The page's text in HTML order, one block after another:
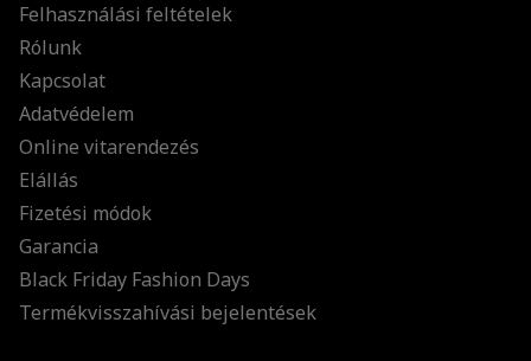
Felhasználási feltételek
Rólunk
Kapcsolat
Adatvédelem
Online vitarendezés
Elállás
Fizetési módok
Garancia
Black Friday Fashion Days
Termékvisszahívási bejelentések